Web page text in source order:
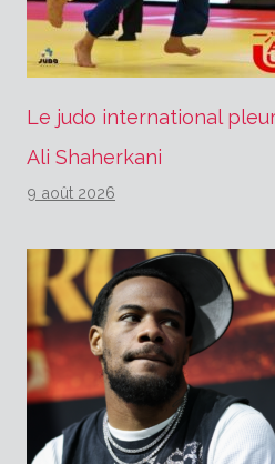
Le judo international
Ali Shaherkani
9 août 2026